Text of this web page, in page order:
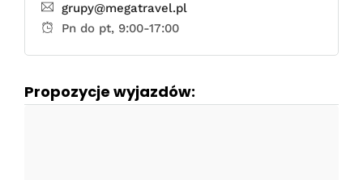
grupy@megatravel.pl
Pn do pt, 9:00-17:00
Propozycje wyjazdów: